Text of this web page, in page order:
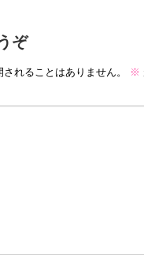
ぞ
れることはありません。 ※